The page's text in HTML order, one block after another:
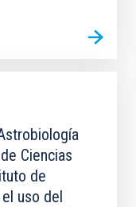
Ciencias
de
uso del